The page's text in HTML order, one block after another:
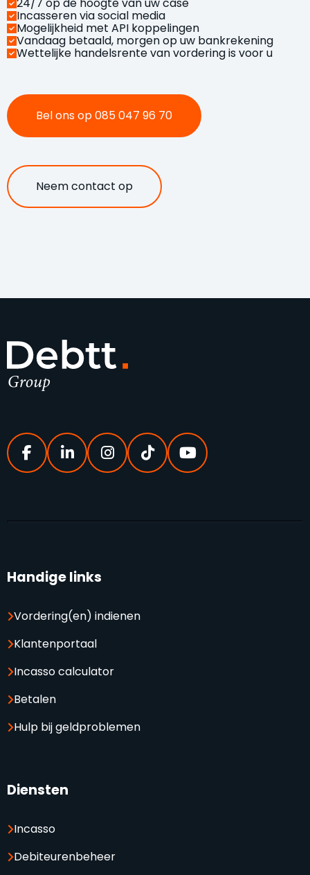
Incasseren via social media
Mogelijkheid met API koppelingen
Vandaag betaald, morgen op uw bankrekening
Wettelijke handelsrente van vordering is voor u
Bel ons op 085 047 96 70
Neem contact op
Handige links
Vordering(en) indienen
Klantenportaal
Incasso calculator
Betalen
Hulp bij geldproblemen
Diensten
Incasso
Debiteurenbeheer